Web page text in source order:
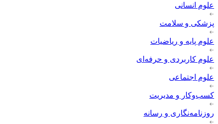
علوم انسانی
پزشکی و سلامت
علوم پایه و ریاضیات
علوم کاربردی و حرفه‌ای
علوم اجتماعی
کسب‌وکار و مدیریت
روزنامه‌نگاری و رسانه